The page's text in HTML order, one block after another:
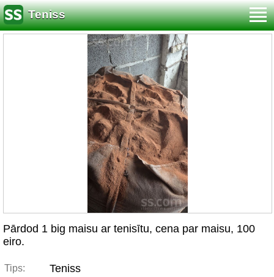
Teniss
Pārdod 1 big maisu ar tenisītu, cena par maisu, 100
eiro.
Tips: Teniss